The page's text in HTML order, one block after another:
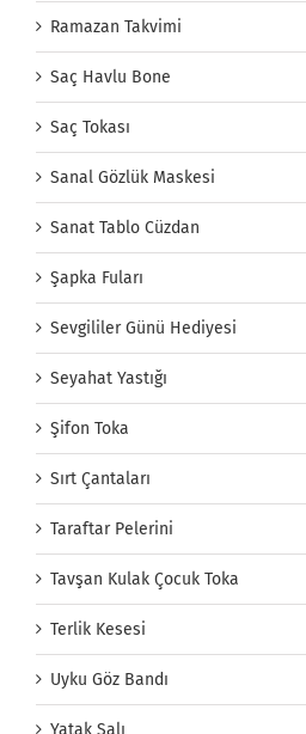
Ramazan Takvimi
Saç Havlu Bone
Saç Tokası
Sanal Gözlük Maskesi
Sanat Tablo Cüzdan
Şapka Fuları
Sevgililer Günü Hediyesi
Seyahat Yastığı
Şifon Toka
Sırt Çantaları
Taraftar Pelerini
Tavşan Kulak Çocuk Toka
Terlik Kesesi
Uyku Göz Bandı